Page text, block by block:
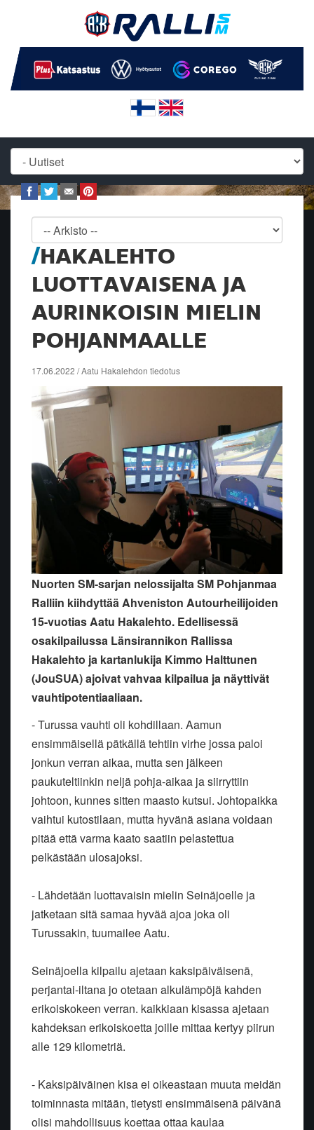
HAKALEHTO
LUOTTAVAISENA JA
AURINKOISIN MIELIN
POHJANMAALLE
17.06.2022 / Aatu Hakalehdon tiedotus
Nuorten SM-sarjan nelossijalta SM Pohjanmaa
Ralliin kiihdyttää Ahveniston Autourheilijoiden
15-vuotias Aatu Hakalehto. Edellisessä
osakilpailussa Länsirannikon Rallissa
Hakalehto ja kartanlukija Kimmo Halttunen
(JouSUA) ajoivat vahvaa kilpailua ja näyttivät
vauhtipotentiaaliaan.
- Turussa vauhti oli kohdillaan. Aamun
ensimmäisellä pätkällä tehtiin virhe jossa paloi
jonkun verran aikaa, mutta sen jälkeen
paukuteltiinkin neljä pohja-aikaa ja siirryttiin
johtoon, kunnes sitten maasto kutsui. Johtopaikka
vaihtui kutostilaan, mutta hyvänä asiana voidaan
pitää että varma kaato saatiin pelastettua
pelkästään ulosajoksi.
- Lähdetään luottavaisin mielin Seinäjoelle ja
jatketaan sitä samaa hyvää ajoa joka oli
Turussakin, tuumailee Aatu.
Seinäjoella kilpailu ajetaan kaksipäiväisenä,
perjantai-iltana jo otetaan alkulämpöjä kahden
erikoiskokeen verran. kaikkiaan kisassa ajetaan
kahdeksan erikoiskoetta joille mittaa kertyy piirun
alle 129 kilometriä.
- Kaksipäiväinen kisa ei oikeastaan muuta meidän
toiminnasta mitään, tietysti ensimmäisenä päivänä
olisi mahdollisuus koettaa ottaa kaulaa